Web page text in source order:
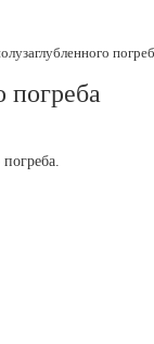
погреба